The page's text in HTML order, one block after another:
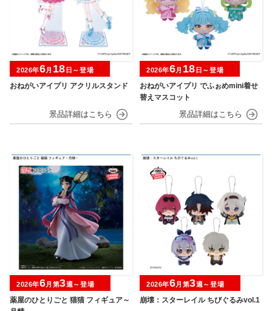
おねがいアイプリ アクリルスタンド
2026年6月 18 日～登場
おねがいアイプリ でふぉめmini着せ
替えマスコット
2026年6月 18 日～登場
薬屋のひとりごと 猫猫 フィギュア～
2026年6月第3週～登場
崩壊：スターレイル ちびぐるみvol.1
2026年6月第3週～登場